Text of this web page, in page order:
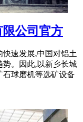
公司官方
速发展,中国对铝土
。因此,以新乡长城
球磨机等选矿设备